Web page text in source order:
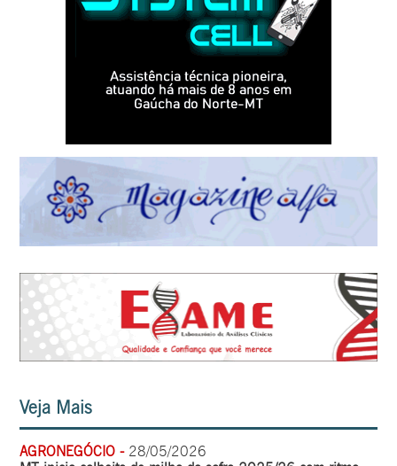
Veja Mais
AGRONEGÓCIO -28/05/2026